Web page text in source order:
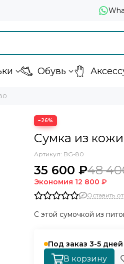
Обувь
−26%
Сумка из
Артикул: BG-80
35 600 ₽48
Экономия 12 800 ₽
Оставить
С этой сумочкой из
Под заказ 3-5 дней
В корзину